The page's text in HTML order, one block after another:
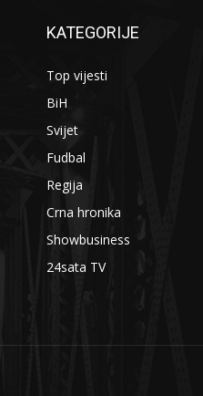
KATEGORIJE
Top vijesti
BiH
Svijet
Fudbal
Regija
Crna hronika
Showbusiness
24sata TV